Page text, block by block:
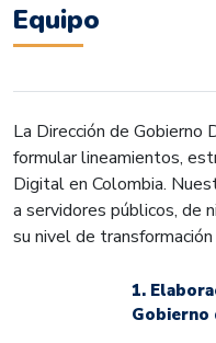
Equipo
La Dirección de Gobierno
formular lineamientos,
Digital en Colombia.
a servidores públicos, de
su nivel de
1.
Gobierno